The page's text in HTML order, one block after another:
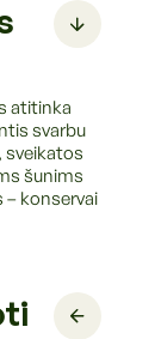
atitinka
svarbu
sveikatos
šunims
– konservai